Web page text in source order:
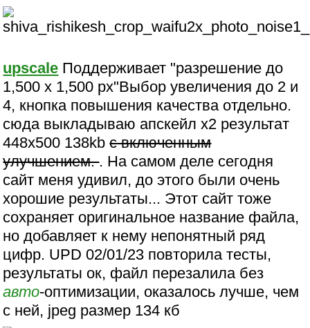
upscale Поддерживает "разрешение до
1,500 x 1,500 px"Выбор увеличения до 2 и
4, кнопка повышения качества отдельно.
сюда выкладываю апскейл х2 результат
448x500 138kbс включенным
улучшением.. На самом деле сегодня
сайт меня удивил, до этого были очень
хорошие результаты... Этот сайт тоже
сохраняет оригинальное название файла,
но добавляет к нему непонятный ряд
цифр. UPD 02/01/23 повторила тесты,
результаты ок, файл перезалила без
авто-оптимизации, оказалось лучше, чем
с ней, jpeg размер 134 кб